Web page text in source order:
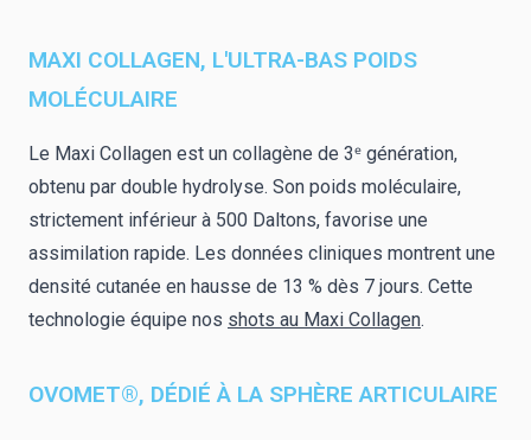
MAXI COLLAGEN, L'ULTRA-BAS POIDS
MOLÉCULAIRE
Le Maxi Collagen est un collagène de 3ᵉ génération,
obtenu par double hydrolyse. Son poids moléculaire,
strictement inférieur à 500 Daltons, favorise une
assimilation rapide. Les données cliniques montrent une
densité cutanée en hausse de 13 % dès 7 jours. Cette
technologie équipe nos shots au Maxi Collagen.
OVOMET®, DÉDIÉ À LA SPHÈRE ARTICULAIRE